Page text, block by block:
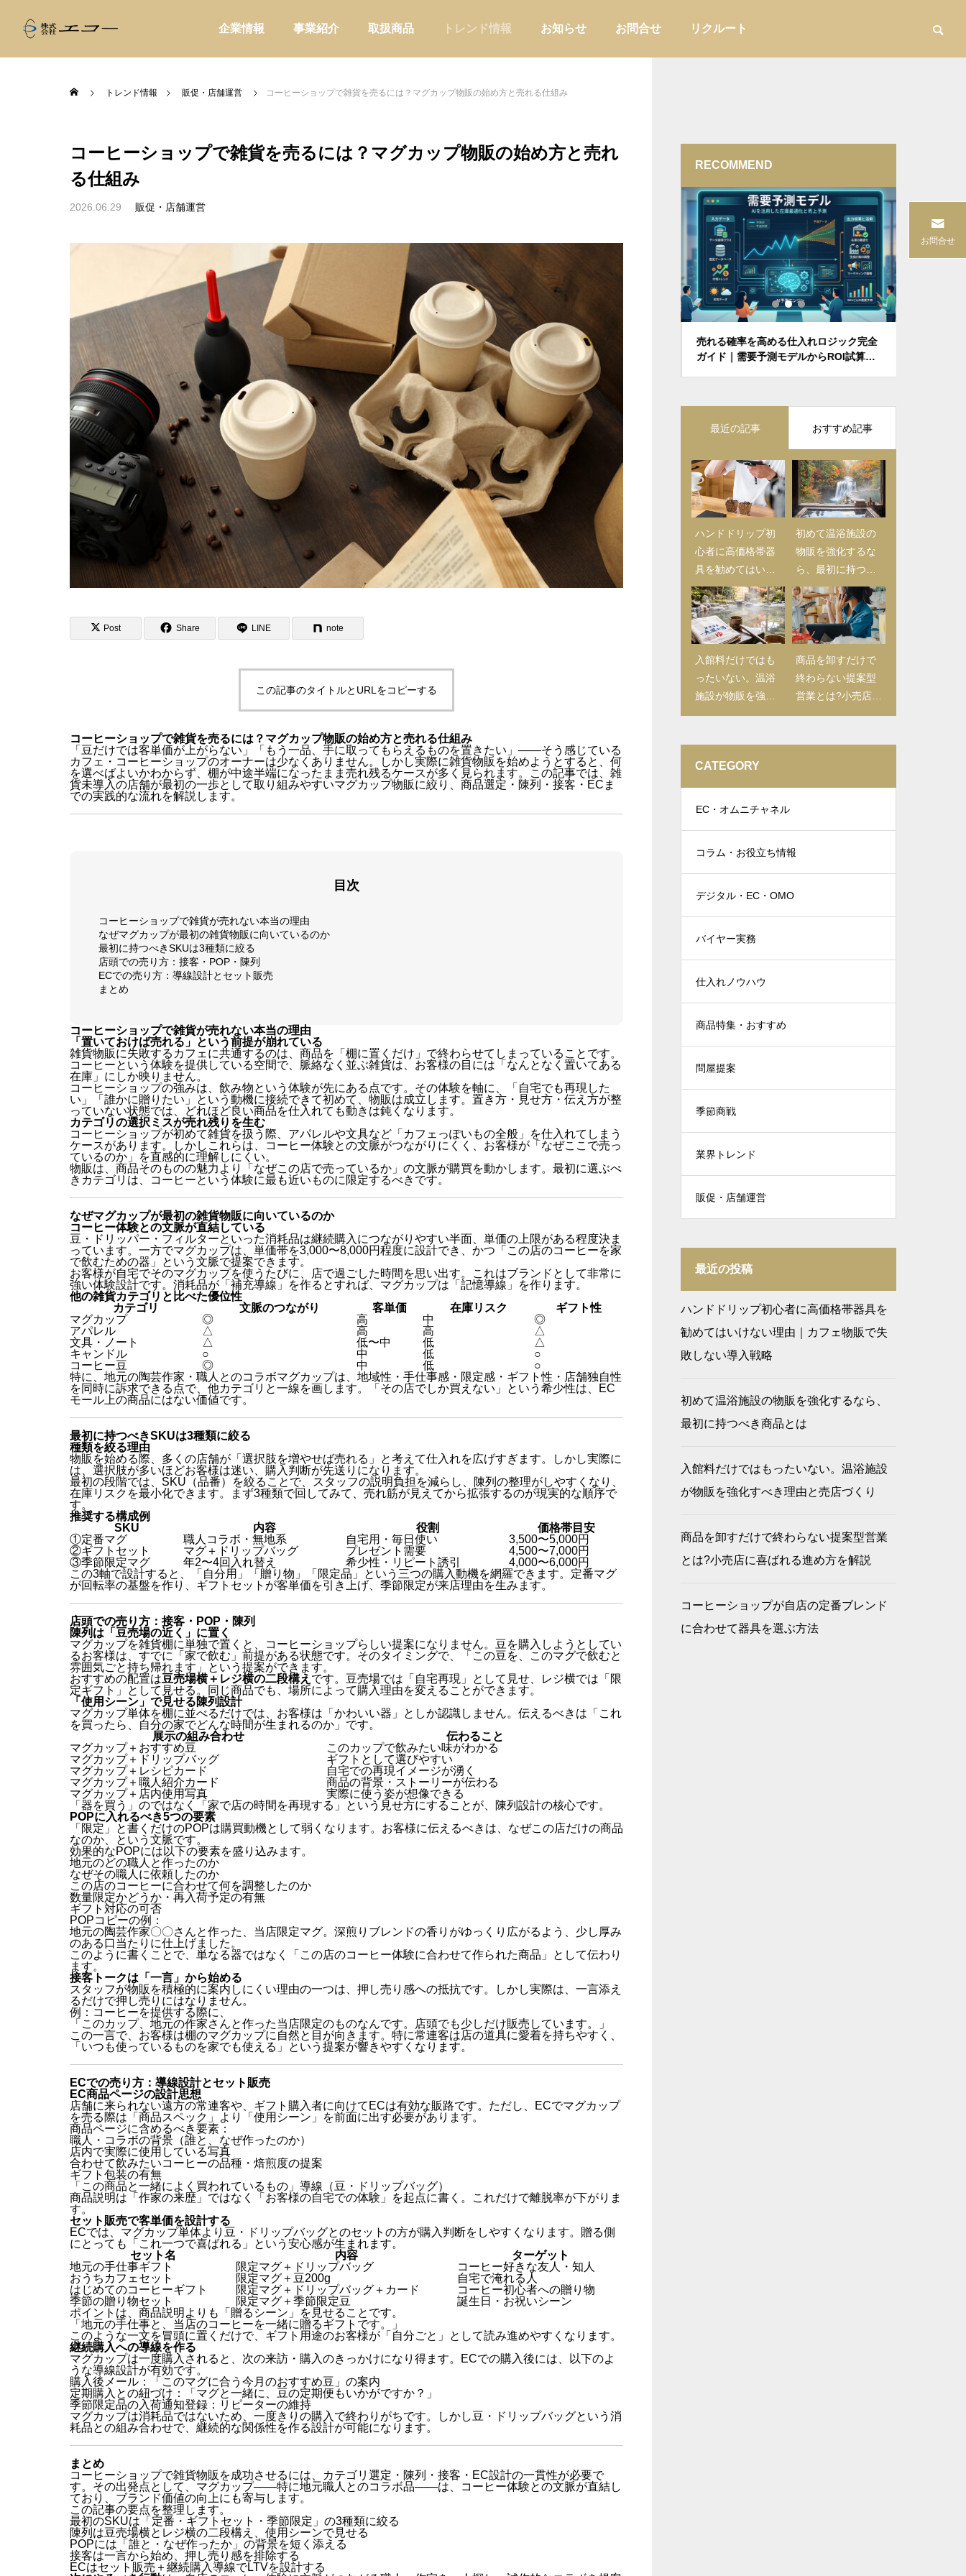
企業情報 事業紹介 取扱商品 トレンド情報 お知らせ お問合せ リクルート
ALL
家電製品 業務用品
ら、最初に持つべき商品とは
販促・店舗運営
設が物販を強化すべき理由と売店づく
販促・店舗運営
業とは?小売店に喜ばれる進め方を解
問屋提案
コーヒーショップが自店の定番ブレン
ドに合わせて器具を選ぶ方法
販促・店舗運営
バイヤー
｜EC・小
けと評価フ
トレンド情報 販促・店舗運営 コーヒーショップで雑貨を売るには？マグカップ物販の始め方と売れる仕組み
コーヒーショップで雑貨を売るには？マグカップ物販の始め方と売れ
る仕組み
2026.06.29 販促・店舗運営
Post Share LINE note
この記事のタイトルとURLをコピーする
コーヒーショップで雑貨を売るには？マグカップ物販の始め方と売れる仕組み
「豆だけでは客単価が上がらない」「もう一品、手に取ってもらえるものを置きたい」——そう感じている
カフェ・コーヒーショップのオーナーは少なくありません。しかし実際に雑貨物販を始めようとすると、何
を選べばよいかわからず、棚が中途半端になったまま売れ残るケースが多く見られます。この記事では、雑
貨未導入の店舗が最初の一歩として取り組みやすいマグカップ物販に絞り、商品選定・陳列・接客・ECま
での実践的な流れを解説します。
目次
コーヒーショップで雑貨が売れない本当の理由
なぜマグカップが最初の雑貨物販に向いているのか
最初に持つべきSKUは3種類に絞る
店頭での売り方：接客・POP・陳列
ECでの売り方：導線設計とセット販売
まとめ
コーヒーショップで雑貨が売れない本当の理由
「置いておけば売れる」という前提が崩れている
雑貨物販に失敗するカフェに共通するのは、商品を「棚に置くだけ」で終わらせてしまっていることです。
コーヒーという体験を提供している空間で、脈絡なく並ぶ雑貨は、お客様の目には「なんとなく置いてある
在庫」にしか映りません。
コーヒーショップの強みは、飲み物という体験が先にある点です。その体験を軸に、「自宅でも再現した
い」「誰かに贈りたい」という動機に接続できて初めて、物販は成立します。置き方・見せ方・伝え方が整
っていない状態では、どれほど良い商品を仕入れても動きは鈍くなります。
カテゴリの選択ミスが売れ残りを生む
コーヒーショップが初めて雑貨を扱う際、アパレルや文具など「カフェっぽいもの全般」を仕入れてしまう
ケースがあります。しかしこれらは、コーヒー体験との文脈がつながりにくく、お客様が「なぜここで売っ
ているのか」を直感的に理解しにくい。
物販は、商品そのものの魅力より「なぜこの店で売っているか」の文脈が購買を動かします。最初に選ぶべ
きカテゴリは、コーヒーという体験に最も近いものに限定するべきです。
なぜマグカップが最初の雑貨物販に向いているのか
コーヒー体験との文脈が直結している
豆・ドリッパー・フィルターといった消耗品は継続購入につながりやすい半面、単価の上限がある程度決ま
っています。一方でマグカップは、単価帯を3,000〜8,000円程度に設計でき、かつ「この店のコーヒーを家
で飲むための器」という文脈で提案できます。
お客様が自宅でそのマグカップを使うたびに、店で過ごした時間を思い出す。これはブランドとして非常に
強い体験設計です。消耗品が「補充導線」を作るとすれば、マグカップは「記憶導線」を作ります。
他の雑貨カテゴリと比べた優位性
カテゴリ
文脈のつながり 客単価 在庫リスク
ギフト性
マグカップ
◎ 高 中
◎
アパレル
△ 高 高
△
文具・ノート
△ 低〜中 低
△
キャンドル
○ 中 低
○
コーヒー豆
◎ 中 低
○
特に、地元の陶芸作家・職人とのコラボマグカップは、地域性・手仕事感・限定感・ギフト性・店舗独自性
を同時に訴求できる点で、他カテゴリと一線を画します。「その店でしか買えない」という希少性は、EC
モール上の商品にはない価値です。
最初に持つべきSKUは3種類に絞る
種類を絞る理由
物販を始める際、多くの店舗が「選択肢を増やせば売れる」と考えて仕入れを広げすぎます。しかし実際に
は、選択肢が多いほどお客様は迷い、購入判断が先送りになります。
最初の段階では、SKU（品番）を絞ることで、スタッフの説明負担を減らし、陳列の整理がしやすくなり、
在庫リスクを最小化できます。まず3種類で回してみて、売れ筋が見えてから拡張するのが現実的な順序で
す。
推奨する構成例
SKU
内容 役割
価格帯目安
①定番マグ
職人コラボ・無地系 自宅用・毎日使い
3,500〜5,000円
②ギフトセット
マグ＋ドリップバッグ プレゼント需要
4,500〜7,000円
③季節限定マグ
年2〜4回入れ替え 希少性・リピート誘引
4,000〜6,000円
この3軸で設計すると、「自分用」「贈り物」「限定品」という三つの購入動機を網羅できます。定番マグ
が回転率の基盤を作り、ギフトセットが客単価を引き上げ、季節限定が来店理由を生みます。
店頭での売り方：接客・POP・陳列
陳列は「豆売場の近く」に置く
マグカップを雑貨棚に単独で置くと、コーヒーショップらしい提案になりません。豆を購入しようとしてい
るお客様は、すでに「家で飲む」前提がある状態です。そのタイミングで、「この豆を、このマグで飲むと
雰囲気ごと持ち帰れます」という提案ができます。
おすすめの配置は豆売場横＋レジ横の二段構え です。豆売場では「自宅再現」として見せ、レジ横では「限
定ギフト」として見せる。同じ商品でも、場所によって購入理由を変えることができます。
「使用シーン」で見せる陳列設計
マグカップ単体を棚に並べるだけでは、お客様は「かわいい器」としか認識しません。伝えるべきは「これ
を買ったら、自分の家でどんな時間が生まれるのか」です。
展示の組み合わせ
伝わること
マグカップ＋おすすめ豆
このカップで飲みたい味がわかる
マグカップ＋ドリップバッグ
ギフトとして選びやすい
マグカップ＋レシピカード
自宅での再現イメージが湧く
マグカップ＋職人紹介カード
商品の背景・ストーリーが伝わる
マグカップ＋店内使用写真
実際に使う姿が想像できる
「器を買う」のではなく「家で店の時間を再現する」という見せ方にすることが、陳列設計の核心です。
POPに入れるべき5つの要素
「限定」と書くだけのPOPは購買動機として弱くなります。お客様に伝えるべきは、なぜこの店だけの商品
なのか、という文脈です。
効果的なPOPには以下の要素を盛り込みます。
地元のどの職人と作ったのか
なぜその職人に依頼したのか
この店のコーヒーに合わせて何を調整したのか
数量限定かどうか・再入荷予定の有無
ギフト対応の可否
POPコピーの例：
地元の陶芸作家〇〇さんと作った、当店限定マグ。深煎りブレンドの香りがゆっくり広がるよう、少し厚み
のある口当たりに仕上げました。
このように書くことで、単なる器ではなく「この店のコーヒー体験に合わせて作られた商品」として伝わり
ます。
接客トークは「一言」から始める
スタッフが物販を積極的に案内しにくい理由の一つは、押し売り感への抵抗です。しかし実際は、一言添え
るだけで押し売りにはなりません。
例：コーヒーを提供する際に、
「このカップ、地元の作家さんと作った当店限定のものなんです。店頭でも少しだけ販売しています。」
この一言で、お客様は棚のマグカップに自然と目が向きます。特に常連客は店の道具に愛着を持ちやすく、
「いつも使っているものを家でも使える」という提案が響きやすくなります。
ECでの売り方：導線設計とセット販売
EC商品ページの設計思想
店舗に来られない遠方の常連客や、ギフト購入者に向けてECは有効な販路です。ただし、ECでマグカップ
を売る際は「商品スペック」より「使用シーン」を前面に出す必要があります。
商品ページに含めるべき要素：
職人・コラボの背景（誰と、なぜ作ったのか）
店内で実際に使用している写真
合わせて飲みたいコーヒーの品種・焙煎度の提案
ギフト包装の有無
「この商品と一緒によく買われているもの」導線（豆・ドリップバッグ）
商品説明は「作家の来歴」ではなく「お客様の自宅での体験」を起点に書く。これだけで離脱率が下がりま
す。
セット販売で客単価を設計する
ECでは、マグカップ単体より豆・ドリップバッグとのセットの方が購入判断をしやすくなります。贈る側
にとっても「これ一つで喜ばれる」という安心感が生まれます。
セット名
内容
ターゲット
地元の手仕事ギフト
限定マグ＋ドリップバッグ
コーヒー好きな友人・知人
おうちカフェセット
限定マグ＋豆200g
自宅で淹れる人
はじめてのコーヒーギフト
限定マグ＋ドリップバッグ＋カード
コーヒー初心者への贈り物
季節の贈り物セット
限定マグ＋季節限定豆
誕生日・お祝いシーン
ポイントは、商品説明よりも「贈るシーン」を見せることです。
「地元の手仕事と、当店のコーヒーを一緒に贈るギフトです。」
このような一文を冒頭に置くだけで、ギフト用途のお客様が「自分ごと」として読み進めやすくなります。
継続購入への導線を作る
マグカップは一度購入されると、次の来訪・購入のきっかけになり得ます。ECでの購入後には、以下のよ
うな導線設計が有効です。
購入後メール：「このマグに合う今月のおすすめ豆」の案内
定期購入との紐づけ：「マグと一緒に、豆の定期便もいかがですか？」
季節限定品の入荷通知登録：リピーターの維持
マグカップは消耗品ではないため、一度きりの購入で終わりがちです。しかし豆・ドリップバッグという消
耗品との組み合わせで、継続的な関係性を作る設計が可能になります。
まとめ
コーヒーショップで雑貨物販を成功させるには、カテゴリ選定・陳列・接客・EC設計の一貫性が必要で
す。その出発点として、マグカップ——特に地元職人とのコラボ品——は、コーヒー体験との文脈が直結し
ており、ブランド価値の向上にも寄与します。
この記事の要点を整理します。
最初のSKUは「定番・ギフトセット・季節限定」の3種類に絞る
陳列は豆売場横とレジ横の二段構え、使用シーンで見せる
POPには「誰と・なぜ作ったか」の背景を短く添える
接客は一言から始め、押し売り感を排除する
ECはセット販売＋継続購入導線でLTVを設計する
RECOMMEND
ECサイトのレビュー分析で売れる商品を
見極める方法｜仕入れ判断チェックリス
ト付き
シーズンごとの売れ筋傾向を読む：春
夏・秋冬の仕入れトレンド完全ガイド
売れる確率を高める仕入れロジック完全
ガイド｜需要予測モデルからROI試算ま
最近の記事 おすすめ記事
ハンドドリップ初
心者に高価格帯器
具を勧めてはいけ
ない理由｜カフェ
物販で失敗しない
導入戦略
初めて温浴施設の
物販を強化するな
ら、最初に持つべ
き商品とは
入館料だけではも
ったいない。温浴
施設が物販を強化
すべき理由と売店
商品を卸すだけで
終わらない提案型
営業とは?小売店に
喜ばれる進め方を
【2025年版】日用
品仕入れ完全ガイ
ド｜初心者バイヤ
ーが押さえるべき
チェックリストと
成功の秘訣
CATEGORY
EC・オムニチャネル
コラム・お役立ち情報
デジタル・EC・OMO
バイヤー実務
仕入れノウハウ
商品特集・おすすめ
問屋提案
季節商戦
業界トレンド
販促・店舗運営
最近の投稿
ハンドドリップ初心者に高価格帯器具を
勧めてはいけない理由｜カフェ物販で失
敗しない導入戦略
初めて温浴施設の物販を強化するなら、
最初に持つべき商品とは
入館料だけではもったいない。温浴施設
が物販を強化すべき理由と売店づくり
商品を卸すだけで終わらない提案型営業
とは?小売店に喜ばれる進め方を解説
コーヒーショップが自店の定番ブレンド
に合わせて器具を選ぶ方法
お問合せ